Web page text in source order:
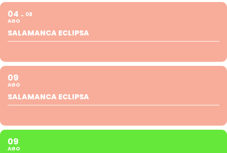
04
AGO
08
SALAMANCA ECLIPSA
09
AGO
SALAMANCA ECLIPSA
09
AGO